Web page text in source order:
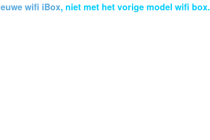
wifi iBox, niet met het vorige model wifi box.